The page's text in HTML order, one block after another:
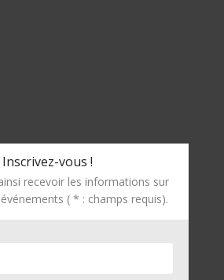
Inscrivez-vous !
recevoir les informations sur
( * : champs requis).